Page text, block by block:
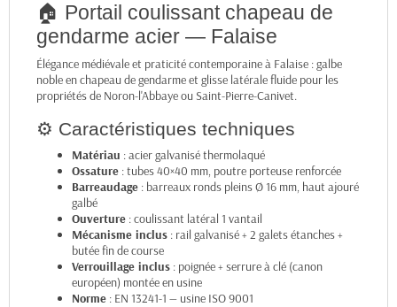
🏠 Portail coulissant chapeau de
gendarme acier — Falaise
Élégance médiévale et praticité contemporaine à Falaise : galbe
noble en chapeau de gendarme et glisse latérale fluide pour les
propriétés de Noron-l'Abbaye ou Saint-Pierre-Canivet.
⚙️ Caractéristiques techniques
Matériau : acier galvanisé thermolaqué
Ossature : tubes 40×40 mm, poutre porteuse renforcée
Barreaudage : barreaux ronds pleins Ø 16 mm, haut ajouré
galbé
Ouverture : coulissant latéral 1 vantail
Mécanisme inclus : rail galvanisé + 2 galets étanches +
butée fin de course
Verrouillage inclus : poignée + serrure à clé (canon
européen) montée en usine
Norme : EN 13241-1 — usine ISO 9001